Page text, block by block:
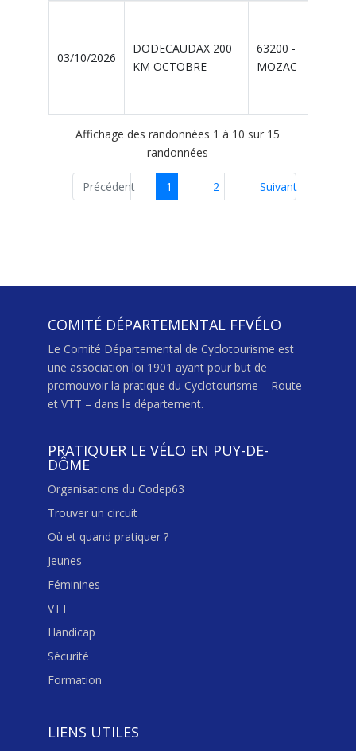
03/10/2026
DODECAUDAX 200
KM OCTOBRE
63200 -
MOZAC
Affichage des randonnées 1 à 10 sur 15
randonnées
Précédent 1 2 Suivant
COMITÉ DÉPARTEMENTAL FFVÉLO
Le Comité Départemental de Cyclotourisme est
une association loi 1901 ayant pour but de
promouvoir la pratique du Cyclotourisme – Route
et VTT – dans le département.
PRATIQUER LE VÉLO EN PUY-DE-
DÔME
Organisations du Codep63
Trouver un circuit
Où et quand pratiquer ?
Jeunes
Féminines
VTT
Handicap
Sécurité
Formation
LIENS UTILES